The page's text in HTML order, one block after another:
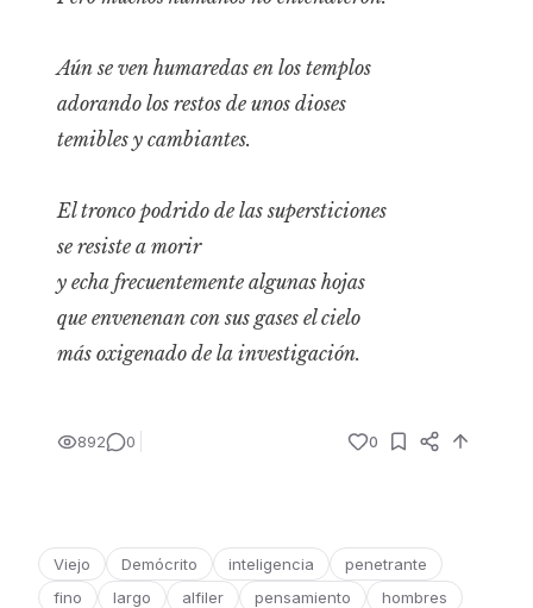
Aún se ven humaredas en los templos
adorando los restos de unos dioses
temibles y cambiantes.
El tronco podrido de las supersticiones
se resiste a morir
y echa frecuentemente algunas hojas
que envenenan con sus gases el cielo
más oxigenado de la investigación.
892 0 0
Viejo Demócrito inteligencia
penetrante
fino
largo alfiler pensamiento
hombres